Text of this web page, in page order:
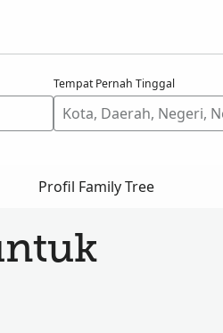
Tempat Pernah Tinggal
Profil Family Tree